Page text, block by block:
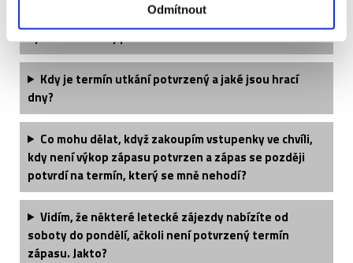
Odmítnout
Tento produkt kupuji jako dárek, bylo by možné
vystavit dárkový poukaz?
Kdy je termín utkání potvrzený a jaké jsou hrací
dny?
Co mohu dělat, když zakoupím vstupenky ve chvíli,
kdy není výkop zápasu potvrzen a zápas se později
potvrdí na termín, který se mně nehodí?
Vidím, že některé letecké zájezdy nabízíte od
soboty do pondělí, ačkoli není potvrzený termín
zápasu. Jakto?